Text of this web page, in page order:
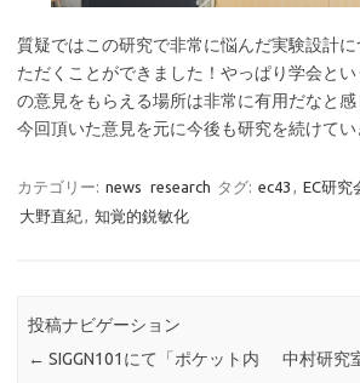
質疑ではこの研究で非常に悩んだ実験設計
ただくことができました！やっぱり学会と
の意見をもらえる場所は非常に有用だなと感
今回頂いた意見を元に今後も研究を続けてい
カテゴリー: news research タグ: ec43 , EC研究
大野直紀, 知覚的鋭敏化
投稿ナビゲーション
← SIGGN101にて「ポケット内
中村研究